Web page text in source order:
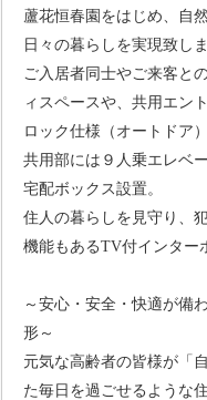
蘆花恒春園をはじめ、自
日々の暮らしを実現致しま
ご入居者同士やご来客と
ィスペースや、共用エン
ロック仕様（オートドア）
共用部には９人乗エレベ
宅配ボックス設置。
住人の暮らしを見守り、
機能もあるTV付インター
～安心・安全・快適が備
形～
元気な高齢者の皆様が「
た毎日を過ごせるような